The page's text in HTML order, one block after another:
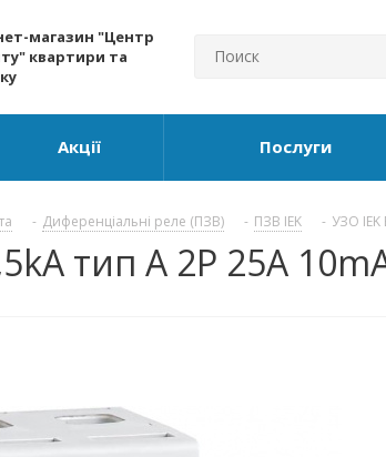
магазин "Центр
квартири та
Акції Послуги
- Диференціальні реле (ПЗВ) - ПЗВ IEK - УЗО IEK
тип А 2P 25А